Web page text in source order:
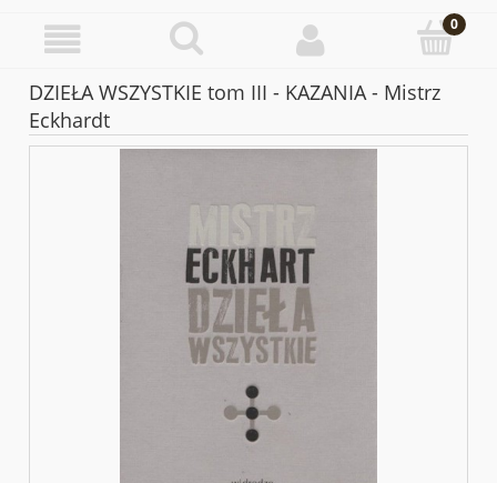
DZIEŁA WSZYSTKIE tom III - KAZANIA - Mistrz
Eckhardt